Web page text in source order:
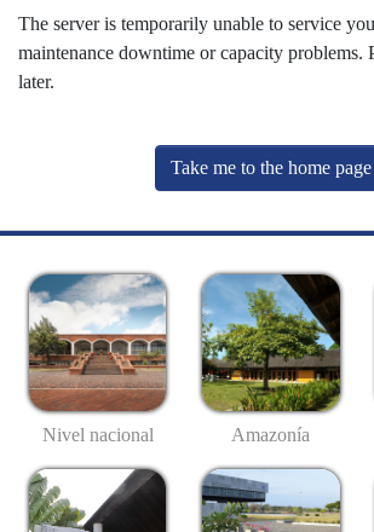
The server is temporarily unable to service
maintenance downtime or capacity problems.
later.
Take me to the home page
Nivel nacional Amazonía